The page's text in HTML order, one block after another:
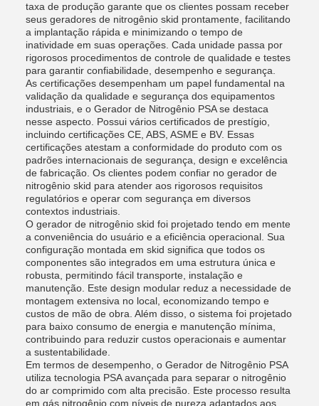
taxa de produção garante que os clientes possam receber
seus geradores de nitrogênio skid prontamente, facilitando
a implantação rápida e minimizando o tempo de
inatividade em suas operações. Cada unidade passa por
rigorosos procedimentos de controle de qualidade e testes
para garantir confiabilidade, desempenho e segurança.
As certificações desempenham um papel fundamental na
validação da qualidade e segurança dos equipamentos
industriais, e o Gerador de Nitrogênio PSA se destaca
nesse aspecto. Possui vários certificados de prestígio,
incluindo certificações CE, ABS, ASME e BV. Essas
certificações atestam a conformidade do produto com os
padrões internacionais de segurança, design e excelência
de fabricação. Os clientes podem confiar no gerador de
nitrogênio skid para atender aos rigorosos requisitos
regulatórios e operar com segurança em diversos
contextos industriais.
O gerador de nitrogênio skid foi projetado tendo em mente
a conveniência do usuário e a eficiência operacional. Sua
configuração montada em skid significa que todos os
componentes são integrados em uma estrutura única e
robusta, permitindo fácil transporte, instalação e
manutenção. Este design modular reduz a necessidade de
montagem extensiva no local, economizando tempo e
custos de mão de obra. Além disso, o sistema foi projetado
para baixo consumo de energia e manutenção mínima,
contribuindo para reduzir custos operacionais e aumentar
a sustentabilidade.
Em termos de desempenho, o Gerador de Nitrogênio PSA
utiliza tecnologia PSA avançada para separar o nitrogênio
do ar comprimido com alta precisão. Este processo resulta
em gás nitrogênio com níveis de pureza adaptados aos